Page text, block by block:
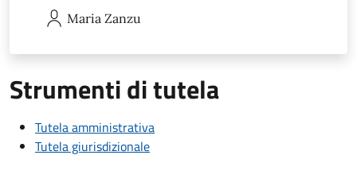
Maria Zanzu
Strumenti di tutela
Tutela amministrativa
Tutela giurisdizionale